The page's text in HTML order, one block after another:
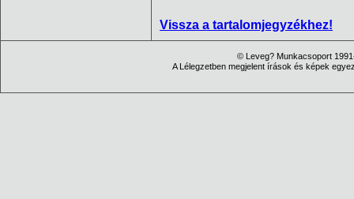
Vissza a tartalomjegyzékhez!
© Leveg? Munkacsoport
A Lélegzetben megjelent írások és képek